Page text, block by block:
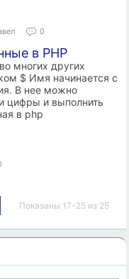
0
в PHP
многих других
$ Имя начинается с
В нее можно
цифры и выполнить
в php
Показаны 17-25 из 25